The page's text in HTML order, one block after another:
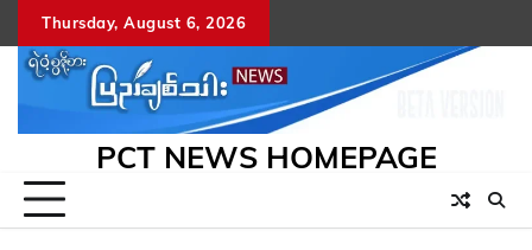
to
content
Thursday, August 6, 2026
PCT NEWS HOMEPAGE